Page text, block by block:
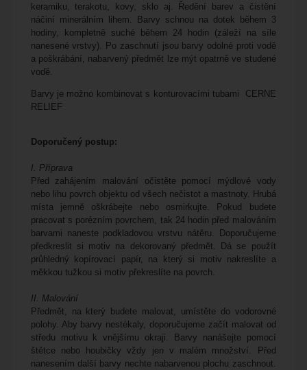
keramiku, terakotu, kovy, sklo aj. Ředění barev a čistění
náčiní minerálním lihem. Barvy schnou na dotek během 3
hodiny, kompletně suché během 24 hodin (záleží na síle
nanesené vrstvy). Po zaschnutí jsou barvy odolné proti vodě
a poškrábání, nabarvený předmět lze mýt opatrně ve studené
vodě.
Barvy je možno kombinovat s konturovacími tubami CERNE
RELIEF
Doporučený postup:
I. Příprava
Před zahájením malování očistěte pomocí mýdlové vody
nebo lihu povrch objektu od všech nečistot a mastnoty. Hrubá
místa jemně oškrábejte nebo osmirkujte. Pokud budete
pracovat s porézním povrchem, tak 24 hodin před malováním
barvami naneste podkladovou vrstvu nátěru. Doporučujeme
předkreslit si motiv na dekorovaný předmět. Dá se použít
průhledný kopírovací papír, na který si motiv nakreslíte a
měkkou tužkou si motiv překreslíte na povrch.
II. Malování
Předmět, na který budete malovat, umístěte do vodorovné
polohy. Aby barvy nestékaly, doporučujeme začít malovat od
středu motivu k vnějšímu okraji. Barvy nanášejte pomocí
štětce nebo houbičky vždy jen v malém množství. Před
nanesením další barvy nechte nabarvenou plochu zaschnout.